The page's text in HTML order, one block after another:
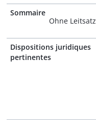
Sommaire
Ohne Leitsatz
Dispositions juridiques
pertinentes